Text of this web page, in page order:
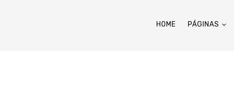
HOME PÁGINAS